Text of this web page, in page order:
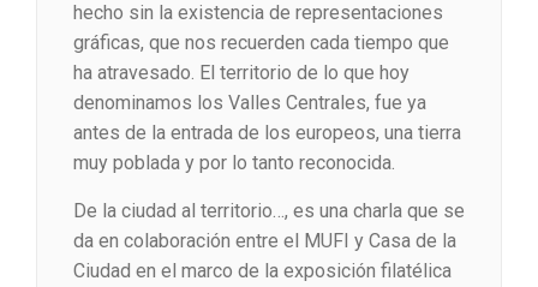
hecho sin la existencia de representaciones
gráficas, que nos recuerden cada tiempo que
ha atravesado. El territorio de lo que hoy
denominamos los Valles Centrales, fue ya
antes de la entrada de los europeos, una tierra
muy poblada y por lo tanto reconocida.
De la ciudad al territorio…, es una charla que se
da en colaboración entre el MUFI y Casa de la
Ciudad en el marco de la exposición filatélica